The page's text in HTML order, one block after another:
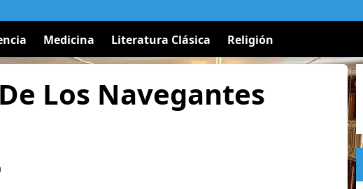
Medicina Literatura Clásica Religión
Los Navegantes